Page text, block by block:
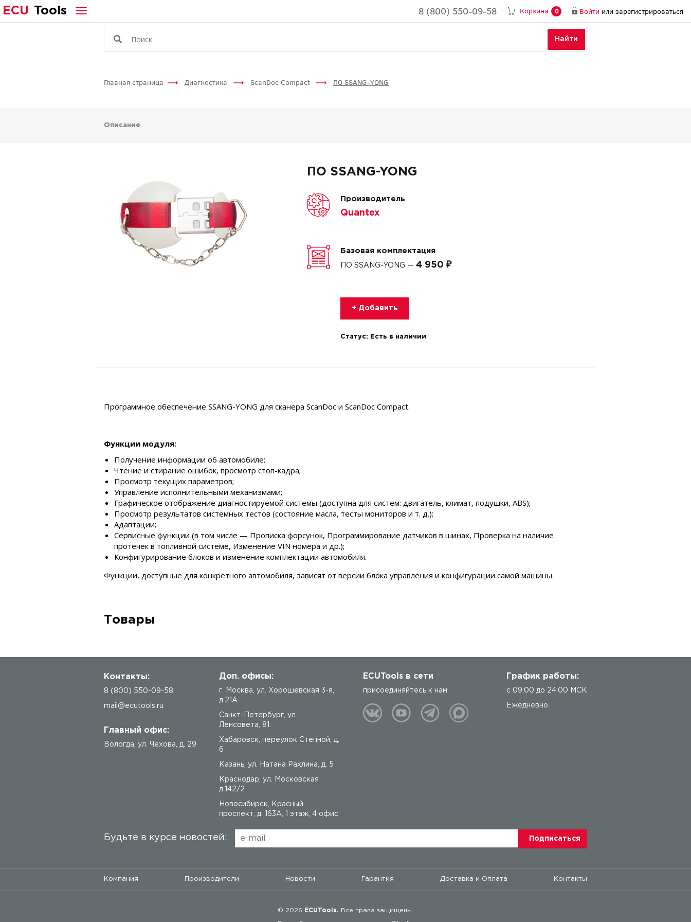
ECU Tools 8 (800) 550-09-58 Корзина 0 Войти или зарегистрироваться
Найти
Главная страница Диагностика ScanDoc Compact ПО SSANG-YONG
Описание
ПО SSANG-YONG
Производитель
Quantex
Базовая комплектация
ПО SSANG-YONG — 4 950 ₽
+ Добавить
Статус: Есть в наличии
Программное обеспечение SSANG-YONG для сканера ScanDoc и ScanDoc Compact.
Функции модуля:
Получение информации об автомобиле;
Чтение и стирание ошибок, просмотр стоп-кадра;
Просмотр текущих параметров;
Управление исполнительными механизмами;
Графическое отображение диагностируемой системы (доступна для систем: двигатель, климат, подушки, ABS);
Просмотр результатов системных тестов (состояние масла, тесты мониторов и т. д.);
Адаптации;
Сервисные функции (в том числе — Прописка форсунок, Программирование датчиков в шинах, Проверка на наличие
протечек в топливной системе, Изменение VIN номера и др.);
Конфигурирование блоков и изменение комплектации автомобиля.
Функции, доступные для конкретного автомобиля, зависят от версии блока управления и конфигурации самой машины.
Товары
Контакты:
8 (800) 550-09-58
mail@ecutools.ru
Главный офис:
Вологда ул. Чехова, д. 29
Доп. офисы:
г. Москва, ул. Хорошёвская 3-я,
д.21А.
Санкт-Петербург, ул.
Ленсовета, 81.
Хабаровск, переулок Степной, д.
6
Казань, ул. Натана Рахлина, д. 5
Краснодар, ул. Московская
д.142/2
Новосибирск, Красный
проспект, д. 163А, 1 этаж, 4 офис
ECUTools в сети
присоединяйтесь к нам
График работы:
с 09:00 до 24:00 МСК
Ежедневно
Будьте в курсе новостей:
Компания Производители Новости Гарантия Доставка и Оплата Контакты
© 2026 ECUTools. Все права защищены.